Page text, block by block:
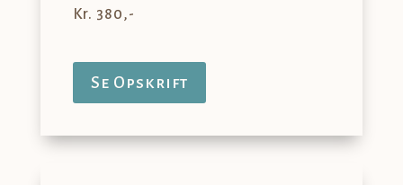
Kr. 380,-
Se Opskrift